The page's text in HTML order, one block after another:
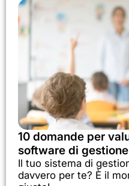
10 domande per
software di
Il tuo sistema di
davvero per te? È il